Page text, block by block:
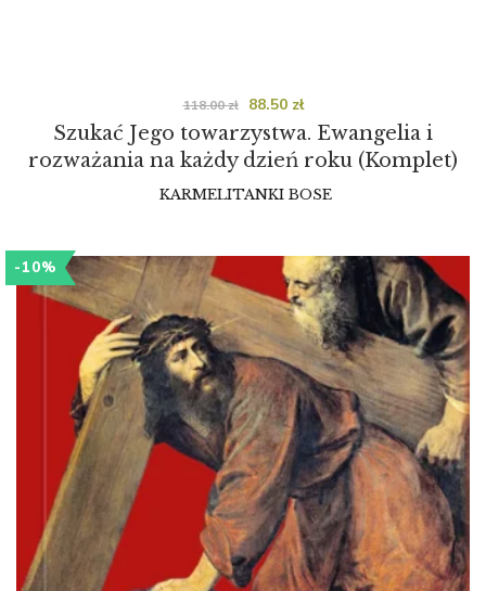
Szukać Jego towarzystwa. Ewangelia i
rozważania na każdy dzień roku (Komplet)
KARMELITANKI BOSE
118.00zł 88.50 zł
-10%